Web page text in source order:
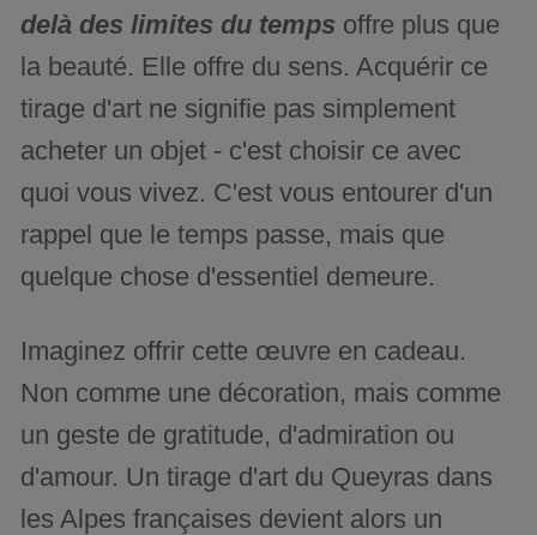
delà des limites du temps offre plus que
la beauté. Elle offre du sens. Acquérir ce
tirage d'art ne signifie pas simplement
acheter un objet - c'est choisir ce avec
quoi vous vivez. C'est vous entourer d'un
rappel que le temps passe, mais que
quelque chose d'essentiel demeure.
Imaginez offrir cette œuvre en cadeau.
Non comme une décoration, mais comme
un geste de gratitude, d'admiration ou
d'amour. Un tirage d'art du Queyras dans
les Alpes françaises devient alors un